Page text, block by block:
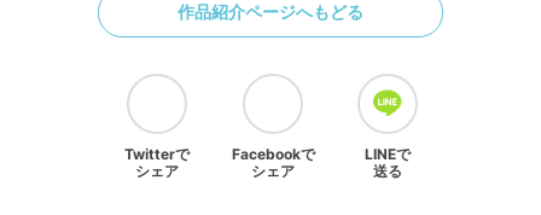
作品紹介ページへもどる
Twitterで
シェア
Facebookで
シェア
LINEで
送る